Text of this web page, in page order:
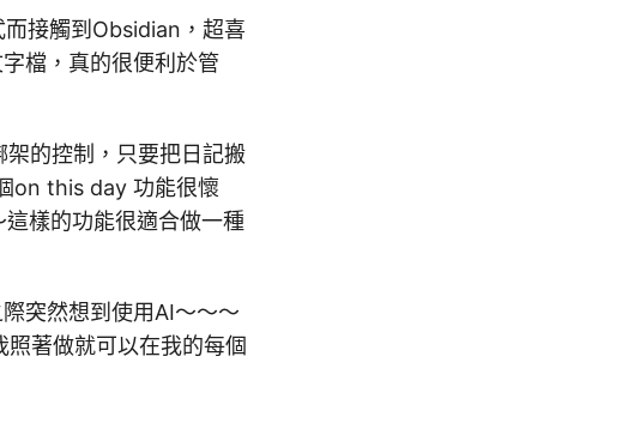
接觸到Obsidian，超喜
檔，真的很便利於管
的控制，只要把日記搬
on this day 功能很懷
樣的功能很適合做一種
突然想到使用AI～～～
著做就可以在我的每個